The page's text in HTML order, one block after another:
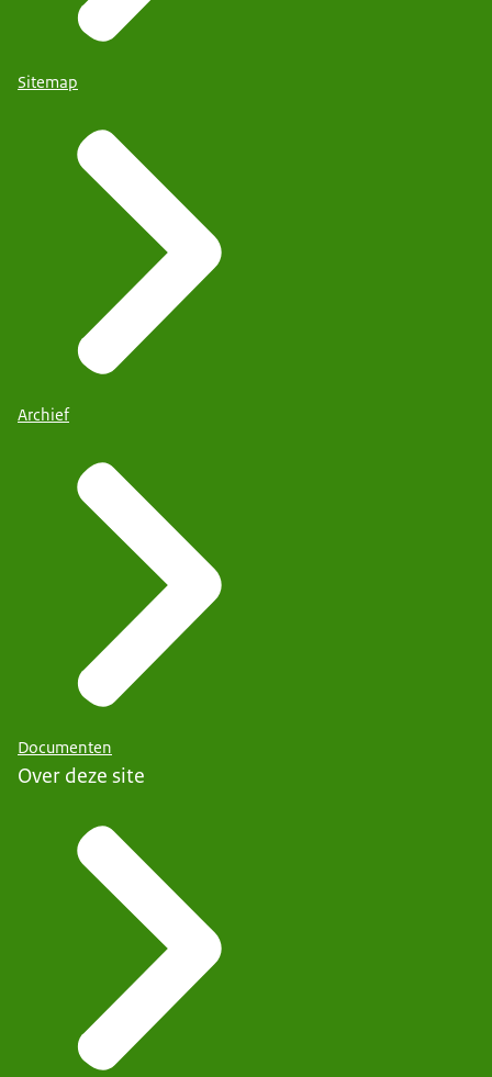
Sitemap
Archief
Documenten
Over deze site